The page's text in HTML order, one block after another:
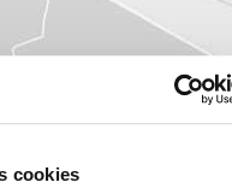
cookies
Questa struttura,
spazio, è una scuderia
marketing per usare la
accettarli.